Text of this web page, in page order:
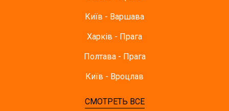
Київ - Варшава
Харків - Прага
Полтава - Прага
Київ - Вроцлав
СМОТРЕТЬ ВСЕ